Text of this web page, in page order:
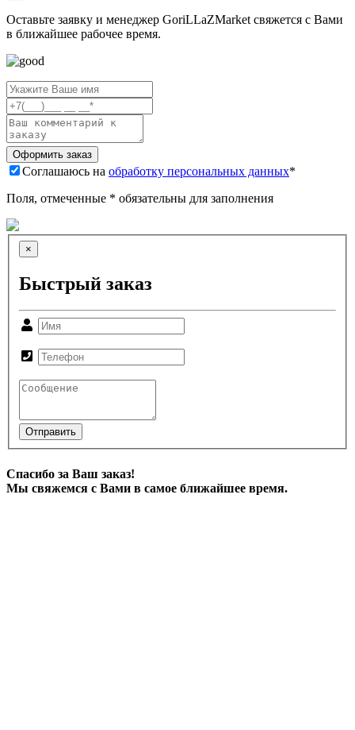
Оставьте заявку и менеджер GoriLLaZMarket свяжется с Вами
в ближайшее рабочее время.
Соглашаюсь на обработку персональных данных*
Поля, отмеченные * обязательны для заполнения
×
Быстрый заказ
Отправить
Спасибо за Ваш заказ!
Мы свяжемся с Вами в самое ближайшее время.